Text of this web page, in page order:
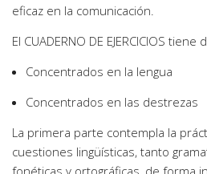
eficaz en la comunicación.
El CUADERNO DE EJERCICIOS
Concentrados en la lengua
Concentrados en las destrezas
La primera parte contempla la
cuestiones lingüísticas, tanto
fonéticas y ortográficas, de forma